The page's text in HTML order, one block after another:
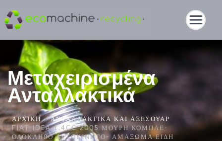
Μεταχειρισμένα
Ανταλλακτικά
ΑΡΧΙΚΉ
ΑΝΤΑΛΛΑΚΤΙΚΆ ΚΑΙ ΑΞΕΣΟΥΆΡ
FIAT IDEA 1.4CC 2005 ΜΟΎΡΗ ΚΟΜΠΛΈ-
ΟΛΌΚΛΗΡΟ ΑΥΤΟΚΊΝΗΤΟ- ΑΜΆΞΩΜΑ ΕΊΔΗ